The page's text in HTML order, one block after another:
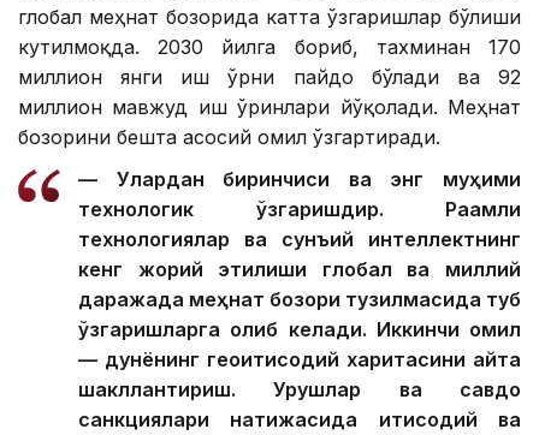
глобал меҳнат бозорида катта ўзгаришлар бўлиши
кутилмоқда. 2030 йилга бориб, тахминан 170
миллион янги иш ўрни пайдо бўлади ва 92
миллион мавжуд иш ўринлари йўқолади. Меҳнат
бозорини бешта асосий омил ўзгартиради.
— Улардан биринчиси ва энг муҳими
технологик ўзгаришдир. Рақамли
технологиялар ва сунъий интеллектнинг
кенг жорий этилиши глобал ва миллий
даражада меҳнат бозори тузилмасида туб
ўзгаришларга олиб келади. Иккинчи омил
— дунёнинг геоиқтисодий харитасини қайта
шакллантириш. Урушлар ва савдо
санкциялари натижасида иқтисодий ва